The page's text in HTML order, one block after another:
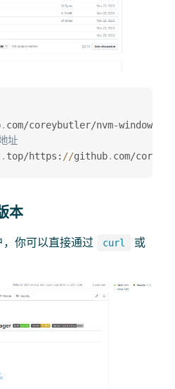
.
址
. top/https: //github. com/
本
你可以直接通过 curl 或